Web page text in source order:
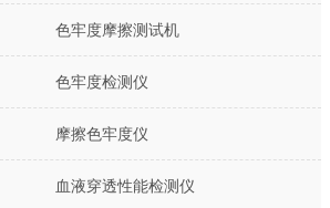
色牢度摩擦测试机
色牢度检测仪
摩擦色牢度仪
血液穿透性能检测仪